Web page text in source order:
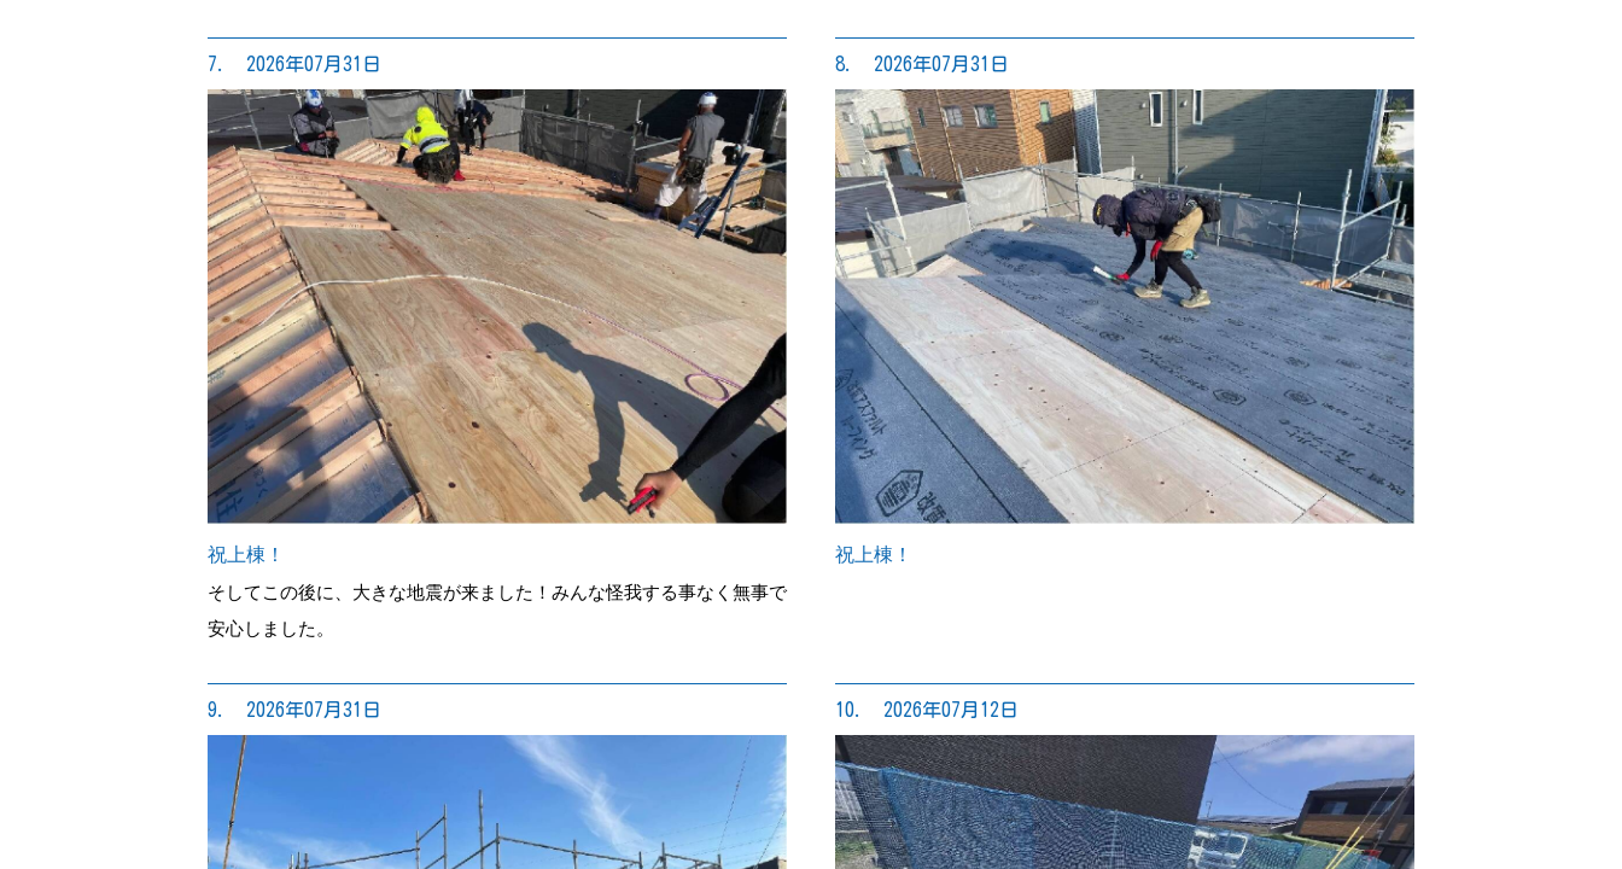
7. 2026年07月31日
祝上棟！
そしてこの後に、大きな地震が来ました！みんな怪我する事なく無事で
安心しました。
8. 2026年07月31日
祝上棟！
9. 2026年07月31日 10. 2026年07月12日